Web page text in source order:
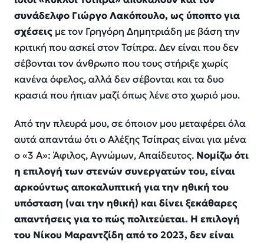
συνάδελφο Γιώργο Λακόπουλο, ως ύποπτο για
σχέσεις με τον Γρηγόρη Δημητριάδη με βάση την
κριτική που ασκεί στον Τσίπρα. Δεν είναι που δεν
σέβονται τον άνθρωπο που τους στήριξε χωρίς
κανένα όφελος, αλλά δεν σέβονται και τα δυο
κρασιά που ήπιαν μαζί όπως λένε στο χωριό μου.
Από την πλευρά μου, σε όποιον μου μεταφέρει όλα
αυτά απαντάω ότι ο Αλέξης Τσίπρας είναι για μένα
ο «3 Α»: Άφιλος, Αγνώμων, Απαίδευτος. Νομίζω ότι
η επιλογή των στενών συνεργατών του, είναι
αρκούντως αποκαλυπτική για την ηθική του
υπόσταση (ναι την ηθική) και δίνει ξεκάθαρες
απαντήσεις για το πώς πολιτεύεται. Η επιλογή
του Νίκου Μαραντζίδη από το 2023, δεν είναι